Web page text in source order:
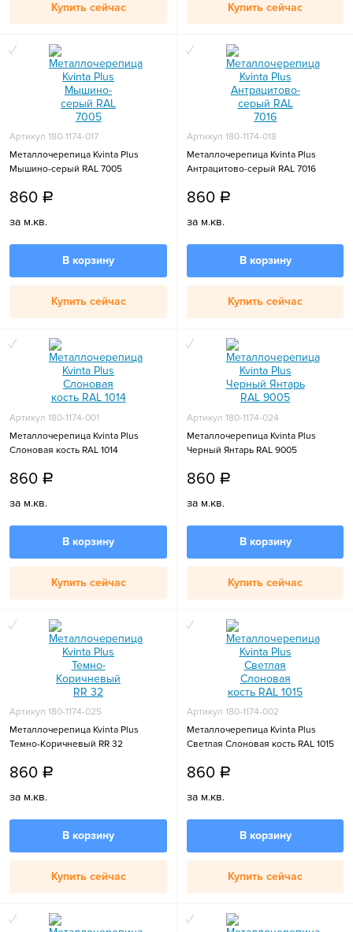
Купить сейчас Купить сейчас
Артикул 180-1174-017
Металлочерепица Kvinta Plus
Мышино-серый RAL 7005
Артикул 180-1174-018
Металлочерепица Kvinta Plus
Антрацитово-серый RAL 7016
860 a
за м.кв.
860 a
за м.кв.
В корзину
Купить сейчас
В корзину
Купить сейчас
Артикул 180-1174-001
Металлочерепица Kvinta Plus
Слоновая кость RAL 1014
Артикул 180-1174-024
Металлочерепица Kvinta Plus
Черный Янтарь RAL 9005
860 a
за м.кв.
860 a
за м.кв.
В корзину
Купить сейчас
В корзину
Купить сейчас
Артикул 180-1174-025
Металлочерепица Kvinta Plus
Темно-Коричневый RR 32
Артикул 180-1174-002
Металлочерепица Kvinta Plus
Светлая Слоновая кость RAL 1015
860 a
за м.кв.
860 a
за м.кв.
В корзину
Купить сейчас
В корзину
Купить сейчас